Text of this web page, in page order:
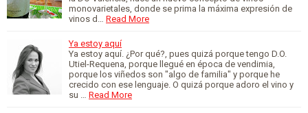
monovarietales, donde se prima la máxima expresión de
vinos d…
Read More
Ya estoy aquí
Ya estoy aquí. ¿Por qué?, pues quizá porque tengo D.O.
Utiel-Requena, porque llegué en época de vendimia,
porque los viñedos son "algo de familia" y porque he
crecido con ese lenguaje. O quizá porque adoro el vino y
su …
Read More